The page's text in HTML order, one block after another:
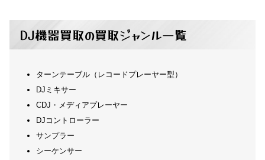
DJ機器買取の買取ジャンル一覧
ターンテーブル（レコードプレーヤー型）
DJミキサー
CDJ・メディアプレーヤー
DJコントローラー
サンプラー
シーケンサー